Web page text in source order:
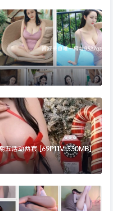
五活动两套 [69P11V-330MB]